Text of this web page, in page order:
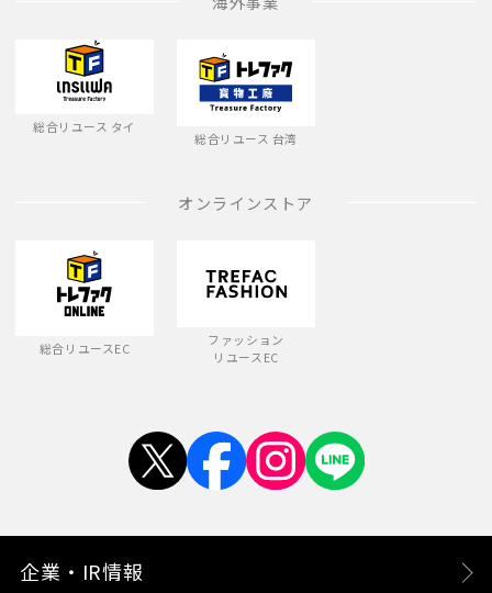
総合リユース タイ
総合リユース 台湾
オンラインストア
総合リユースEC
ファッション
リユースEC
企業・IR情報